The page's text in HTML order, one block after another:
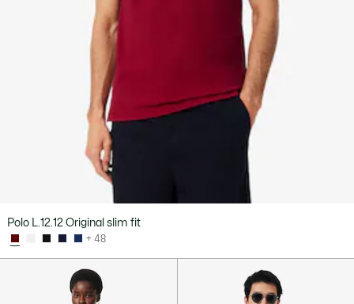
Polo L.12.12 Original slim fit
+ 48